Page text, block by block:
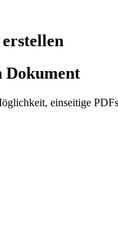
Dokument
einseitige